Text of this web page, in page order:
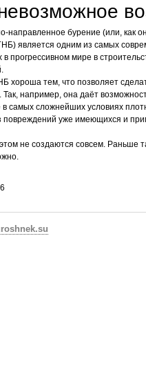
направленное бурение (или, как
является одним из самых
прогрессивном мире в
хороша тем, что позволяет
Так, например, она даёт
самых сложнейших условиях
повреждений уже имеющихся и
не создаются совсем. Раньше